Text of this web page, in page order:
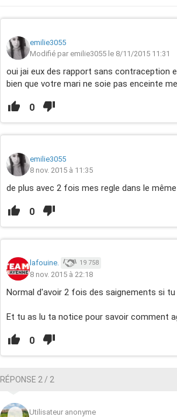
emilie3055
Modifié par emilie3055 le 8/11/2015 11:31
oui jai eux des rapport sans contraception
bien que votre mari ne soie pas enceinte
0
emilie3055
8 nov. 2015 à 11:35
de plus avec 2 fois mes regle dans le même
0
lafouine. 19 758
8 nov. 2015 à 22:18
Normal d'avoir 2 fois des saignements si tu
Et tu as lu ta notice pour savoir comment
0
RÉPONSE 2 / 2
Utilisateur anonyme